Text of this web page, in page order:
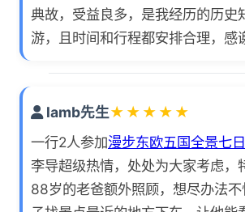
典故，受益良多，是我经历的历史
游，且时间和行程都安排合理，感
lamb先生★ ★ ★ ★ ★
一行2人参加漫步东欧五国全景七
李导超级热情，处处为大家考虑，
88岁的老爸额外照顾，想尽办法